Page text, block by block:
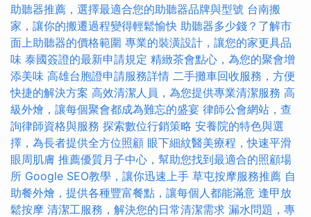
助聽器推薦，選擇最適合您的助聽器品牌與型號 台南搬
家，讓你的搬遷過程變得輕鬆愉快 助聽器多少錢？了解市
面上助聽器的價格範圍 專業的裝潢設計，讓您的家更具品
味 泰國簽證的最新申請規定 精緻茶會點心，為您的聚會增
添美味 高雄台胞證申請服務詳情 二手攤車回收服務，方便
快捷的解決方案 高效清潔人員，為您提供專業清潔服務 高
級外燴，讓每個聚會都成為難忘的盛宴 律師公會網站，查
詢律師資格與服務 探索數位行銷策略 安養院的特色與選
擇，為長者提供全方位照顧 眼下細紋醫美療程，快速平滑
眼周肌膚 推薦優質月子中心，幫助您找到最適合的照顧場
所 Google SEO教學，讓你迅速上手 草屯按摩服務推薦 自
助餐外燴，提供各種豐富餐點，讓每個人都能滿意 逢甲放
鬆按摩 清潔工服務，解決您的日常清潔需求 漏水問題，專